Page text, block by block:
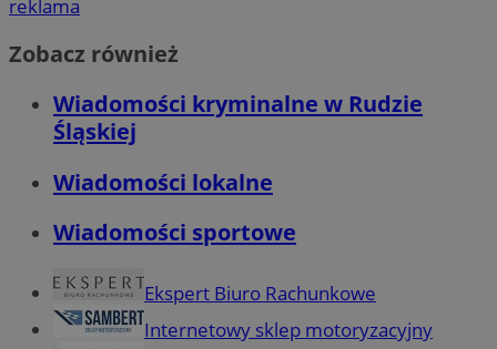
reklama
Zobacz również
Wiadomości kryminalne w Rudzie
Śląskiej
Wiadomości lokalne
Wiadomości sportowe
Ekspert Biuro Rachunkowe
Internetowy sklep motoryzacyjny